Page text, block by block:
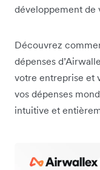
développement de
Découvrez
dépenses
votre entreprise et
vos dépenses
intuitive et